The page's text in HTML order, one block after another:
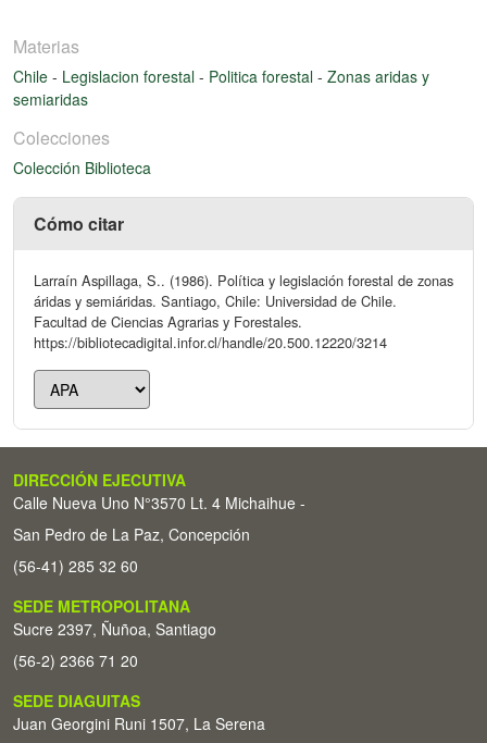
Materias
Chile - Legislacion forestal - Politica forestal - Zonas aridas y
semiaridas
Colecciones
Colección Biblioteca
Cómo citar
Larraín Aspillaga, S.. (1986). Política y legislación forestal de zonas
áridas y semiáridas. Santiago, Chile: Universidad de Chile.
Facultad de Ciencias Agrarias y Forestales.
https://bibliotecadigital.infor.cl/handle/20.500.12220/3214
DIRECCIÓN EJECUTIVA
Calle Nueva Uno N°3570 Lt. 4 Michaihue -
San Pedro de La Paz, Concepción
(56-41) 285 32 60
SEDE METROPOLITANA
Sucre 2397, Ñuñoa, Santiago
(56-2) 2366 71 20
SEDE DIAGUITAS
Juan Georgini Runi 1507, La Serena